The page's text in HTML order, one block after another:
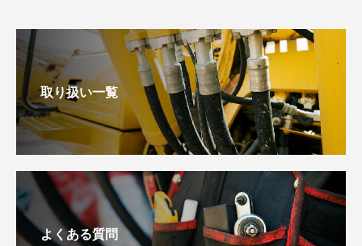
取り扱い一覧
よくある質問